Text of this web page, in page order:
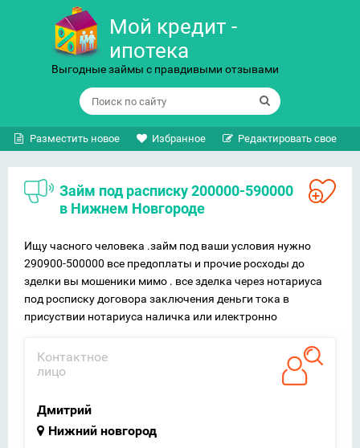
Мой кредит -
ипотека
Выгодные займы с правдивыми отзывами
Разместить новое Избранное Редактировать свое
Займ под расписку 200000-590000
в Нижнем Новгороде
Ищу часного человека .займ под ваши условия нужно
290900-500000 все предоплаты и прочие росходы до
зделки вы мошеники мимо . все зделка через нотариуса
под росписку договора заключения деньги тока в
присуствии нотариуса наличка или илектронно
Контактное
лицо
Дмитрий
Нижний новгород